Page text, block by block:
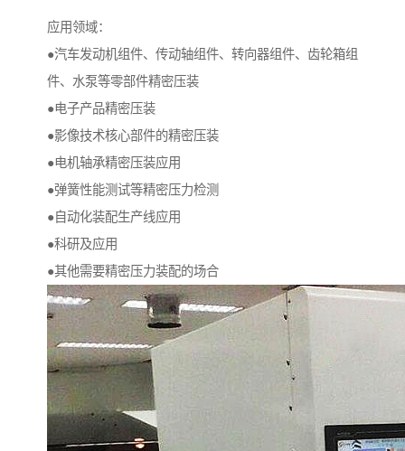
应用领域：
●汽车发动机组件、传动轴组件、转向器组件、齿轮箱组
件、水泵等零部件精密压装
●电子产品精密压装
●影像技术核心部件的精密压装
●电机轴承精密压装应用
●弹簧性能测试等精密压力检测
●自动化装配生产线应用
●科研及应用
●其他需要精密压力装配的场合